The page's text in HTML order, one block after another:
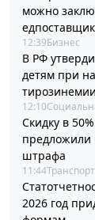
можно
12:39Бизнес
В РФ
детям при
12:10
Скидку в
предложили
штрафа
11:44Транспорт
2026 год